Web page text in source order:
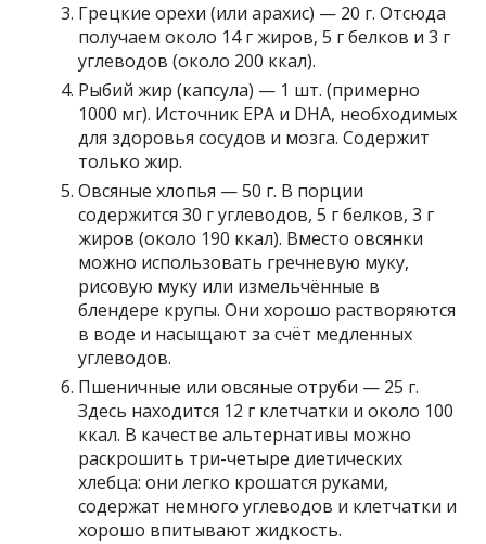
Грецкие орехи (или арахис) — 20 г. Отсюда
получаем около 14 г жиров, 5 г белков и 3 г
углеводов (около 200 ккал).
Рыбий жир (капсула) — 1 шт. (примерно
1000 мг). Источник EPA и DHA, необходимых
для здоровья сосудов и мозга. Содержит
только жир.
Овсяные хлопья — 50 г. В порции
содержится 30 г углеводов, 5 г белков, 3 г
жиров (около 190 ккал). Вместо овсянки
можно использовать гречневую муку,
рисовую муку или измельчённые в
блендере крупы. Они хорошо растворяются
в воде и насыщают за счёт медленных
углеводов.
Пшеничные или овсяные отруби — 25 г.
Здесь находится 12 г клетчатки и около 100
ккал. В качестве альтернативы можно
раскрошить три-четыре диетических
хлебца: они легко крошатся руками,
содержат немного углеводов и клетчатки и
хорошо впитывают жидкость.